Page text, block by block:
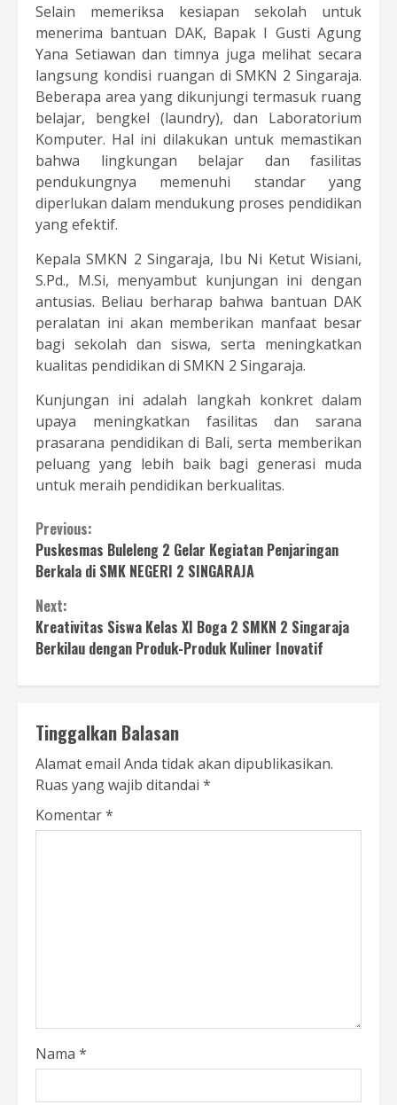
Selain memeriksa kesiapan sekolah untuk
menerima bantuan DAK, Bapak I Gusti Agung
Yana Setiawan dan timnya juga melihat secara
langsung kondisi ruangan di SMKN 2 Singaraja.
Beberapa area yang dikunjungi termasuk ruang
belajar, bengkel (laundry), dan Laboratorium
Komputer. Hal ini dilakukan untuk memastikan
bahwa lingkungan belajar dan fasilitas
pendukungnya memenuhi standar yang
diperlukan dalam mendukung proses pendidikan
yang efektif.
Kepala SMKN 2 Singaraja, Ibu Ni Ketut Wisiani,
S.Pd., M.Si, menyambut kunjungan ini dengan
antusias. Beliau berharap bahwa bantuan DAK
peralatan ini akan memberikan manfaat besar
bagi sekolah dan siswa, serta meningkatkan
kualitas pendidikan di SMKN 2 Singaraja.
Kunjungan ini adalah langkah konkret dalam
upaya meningkatkan fasilitas dan sarana
prasarana pendidikan di Bali, serta memberikan
peluang yang lebih baik bagi generasi muda
untuk meraih pendidikan berkualitas.
Continue
Reading
Previous:
Puskesmas Buleleng 2 Gelar Kegiatan Penjaringan
Berkala di SMK NEGERI 2 SINGARAJA
Next:
Kreativitas Siswa Kelas XI Boga 2 SMKN 2 Singaraja
Berkilau dengan Produk-Produk Kuliner Inovatif
Tinggalkan Balasan
Alamat email Anda tidak akan dipublikasikan.
Ruas yang wajib ditandai *
Komentar*
Nama *